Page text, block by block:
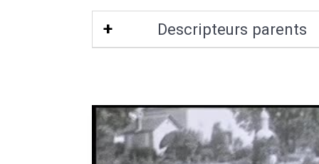
Promenade équestre
Descripteurs parents